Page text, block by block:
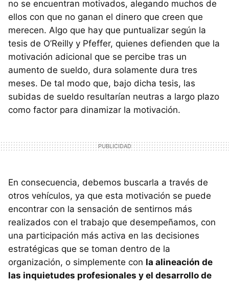
no se encuentran motivados, alegando muchos de
ellos con que no ganan el dinero que creen que
merecen. Algo que hay que puntualizar según la
tesis de O’Reilly y Pfeffer, quienes defienden que la
motivación adicional que se percibe tras un
aumento de sueldo, dura solamente dura tres
meses. De tal modo que, bajo dicha tesis, las
subidas de sueldo resultarían neutras a largo plazo
como factor para dinamizar la motivación.
En consecuencia, debemos buscarla a través de
otros vehículos, ya que esta motivación se puede
encontrar con la sensación de sentirnos más
realizados con el trabajo que desempeñamos, con
una participación más activa en las decisiones
estratégicas que se toman dentro de la
organización, o simplemente con la alineación de
las inquietudes profesionales y el desarrollo de